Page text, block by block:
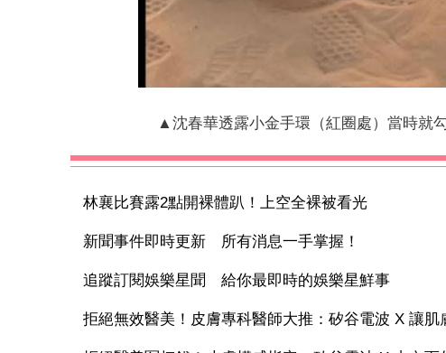
▲沈春華透露小金手環（紅圈處）當時就
林襄比賽露2點開裸體趴！上空全裸被看光
新聞事件即時更新 所有消息一手掌握！
追蹤訂閱娛樂星聞 給你最即時的娛樂星鮮事
拒絕無效醫美！皮膚專科醫師大推：矽谷電波 X 讓肌